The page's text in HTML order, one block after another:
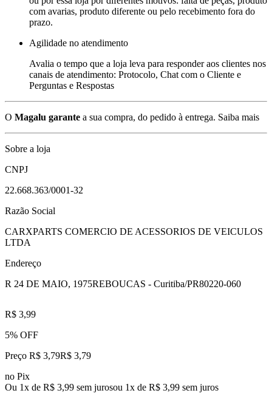
com avarias, produto diferente ou pelo recebimento fora do
prazo.
Agilidade no atendimento
Avalia o tempo que a loja leva para responder aos clientes nos
canais de atendimento: Protocolo, Chat com o Cliente e
Perguntas e Respostas
O Magalu garante a sua compra, do pedido à entrega. Saiba mais
Sobre a loja
CNPJ
22.668.363/0001-32
Razão Social
CARXPARTS COMERCIO DE ACESSORIOS DE VEICULOS
LTDA
Endereço
R 24 DE MAIO, 1975REBOUCAS - Curitiba/PR80220-060
R$ 3,99
5% OFF
Preço R$ 3,79R$ 3,79
no Pix
Ou 1x de R$ 3,99 sem jurosou 1x de R$ 3,99 sem juros